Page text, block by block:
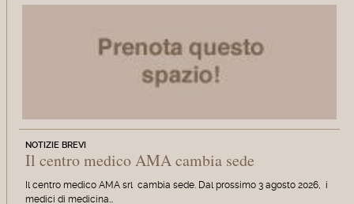
NOTIZIE BREVI
Il centro medico AMA cambia sede
Il centro medico AMA srl cambia sede. Dal prossimo 3 agosto 2026, i
medici di medicina…